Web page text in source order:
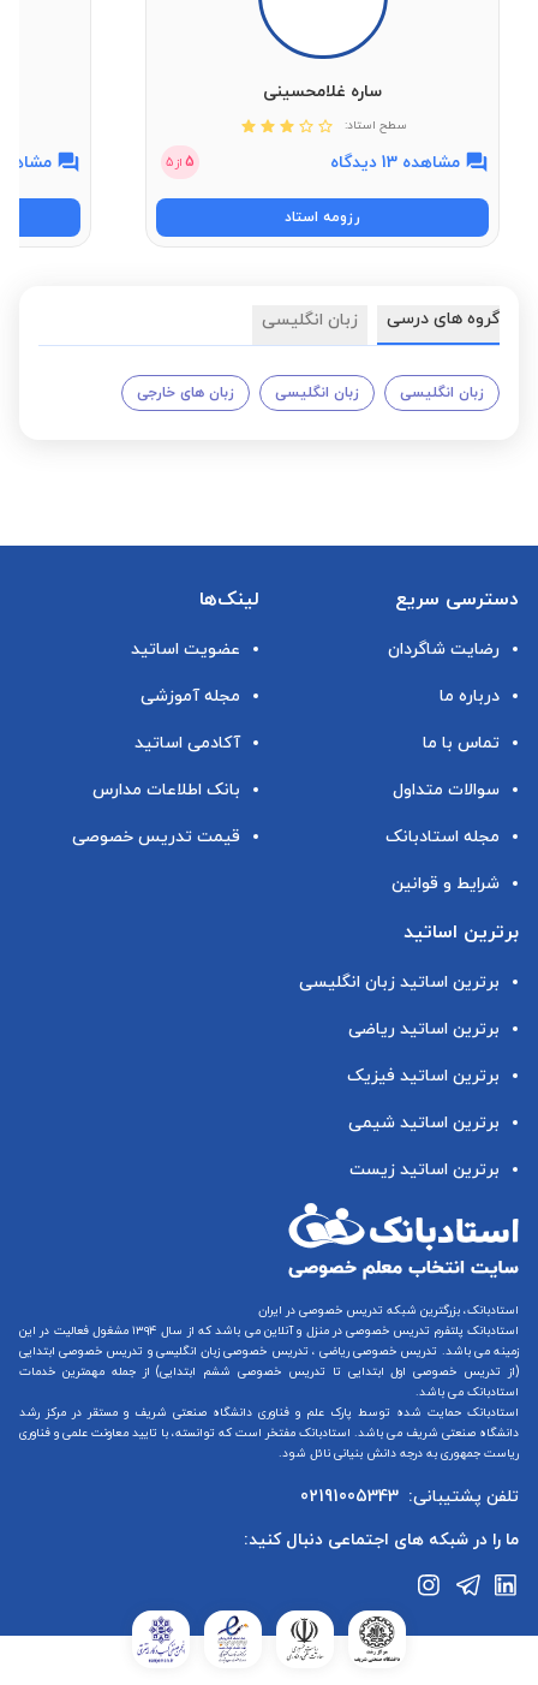
ساره غلامحسینی
سطح استاد:
مشاهده 13 دیدگاه 5 از 5
رزومه استاد
مشاهده 7
گروه های درسی زبان انگلیسی
زبان انگلیسی زبان انگلیسی زبان های خارجی
دسترسی سریع
رضایت شاگردان
درباره ما
تماس با ما
سوالات متداول
مجله استادبانک
شرایط و قوانین
لینک‌ها
عضویت اساتید
مجله آموزشی
آکادمی اساتید
بانک اطلاعات مدارس
قیمت تدریس خصوصی
برترین اساتید
برترین اساتید زبان انگلیسی
برترین اساتید ریاضی
برترین اساتید فیزیک
برترین اساتید شیمی
برترین اساتید زیست
استادبانک، بزرگترین شبکه تدریس خصوصی در ایران
استادبانک پلتفرم تدریس خصوصی در منزل و آنلاین
می باشد که از سال ۱۳۹۴ مشغول فعالیت در این
زمینه می باشد. تدریس خصوصی ریاضی ، تدریس خصوصی زبان انگلیسیو تدریس خصوصی ابتدایی
(از تدریس خصوصی اول ابتدایی تا تدریس خصوصی ششم ابتدایی) از جمله مهمترین خدمات
استادبانک می باشد.
استادبانک حمایت شده توسط پارک علم و فناوری دانشگاه صنعتی شریف و مستقر در مرکز رشد
دانشگاه صنعتی شریف می باشد. استادبانک مفتخر است که توانسته، با تایید معاونت علمی و فناوری
ریاست جمهوری به درجه دانش بنیانی نائل شود.
تلفن پشتیبانی: 02191005343
ما را در شبکه های اجتماعی دنبال کنید: